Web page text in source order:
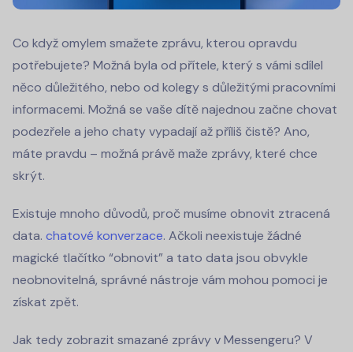
Co když omylem smažete zprávu, kterou opravdu
potřebujete? Možná byla od přítele, který s vámi sdílel
něco důležitého, nebo od kolegy s důležitými pracovními
informacemi. Možná se vaše dítě najednou začne chovat
podezřele a jeho chaty vypadají až příliš čistě? Ano,
máte pravdu – možná právě maže zprávy, které chce
skrýt.
Existuje mnoho důvodů, proč musíme obnovit ztracená
data. chatové konverzace. Ačkoli neexistuje žádné
magické tlačítko “obnovit” a tato data jsou obvykle
neobnovitelná, správné nástroje vám mohou pomoci je
získat zpět.
Jak tedy zobrazit smazané zprávy v Messengeru? V